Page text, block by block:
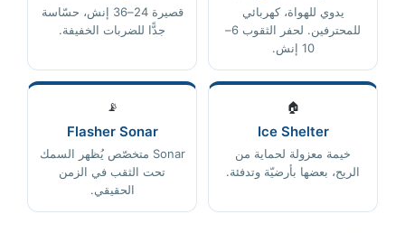
يدوي للهواة، كهربائي
للمحترفين. لحفر الثقوب 6–
10 إنش.
قصيرة 24–36 إنش، حسّاسة
جدًّا للضربات الخفيفة.
🏠
Ice Shelter
خيمة معزولة لحماية من
الريح، بعضها بأرضيّة وتدفئة.
📡
Flasher Sonar
Sonar متخصّص يُظهر السمك
تحت الثقب في الزمن
الحقيقي.